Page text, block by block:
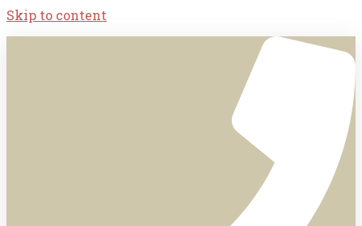
Skip to content